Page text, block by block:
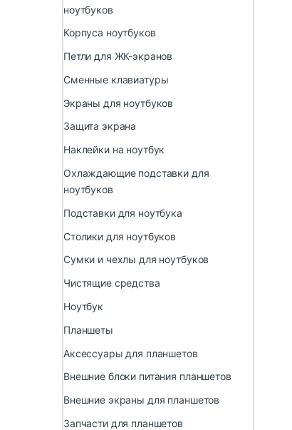
ноутбуков
Корпуса ноутбуков
Петли для ЖК-экранов
Сменные клавиатуры
Экраны для ноутбуков
Защита экрана
Наклейки на ноутбук
Охлаждающие подставки для
ноутбуков
Подставки для ноутбука
Столики для ноутбуков
Сумки и чехлы для ноутбуков
Чистящие средства
Ноутбук
Планшеты
Аксессуары для планшетов
Внешние блоки питания планшетов
Внешние экраны для планшетов
Запчасти для планшетов